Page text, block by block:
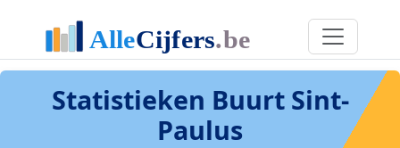
Statistieken Buurt Sint-
Paulus